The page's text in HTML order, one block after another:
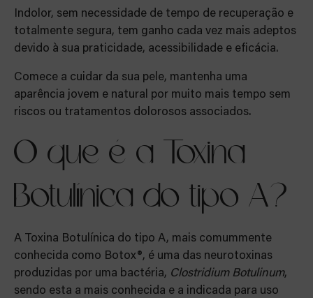
Indolor, sem necessidade de tempo de recuperação e
totalmente segura, tem ganho cada vez mais adeptos
devido à sua praticidade, acessibilidade e eficácia.
Comece a cuidar da sua pele, mantenha uma
aparência jovem e natural por muito mais tempo sem
riscos ou tratamentos dolorosos associados.
O que é a Toxina
Botulínica do tipo A?
A Toxina Botulínica do tipo A, mais comummente
conhecida como Botox®, é uma das neurotoxinas
produzidas por uma bactéria, Clostridium Botulinum,
sendo esta a mais conhecida e a indicada para uso